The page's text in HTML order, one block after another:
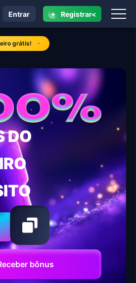
grátis!
navegação 3191c
Entrar + Registrar<
DO
bônus